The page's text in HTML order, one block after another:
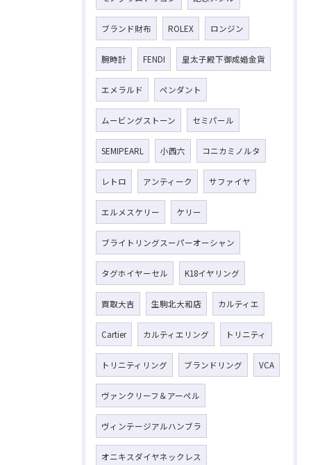
ブランド財布 ROLEX ロンジン
腕時計 FENDI 皇太子殿下御成婚金貨
エメラルド ペンダント
ムービングストーン セミパール
SEMIPEARL 小西六 コニカミノルタ
レトロ アンティーク サファイヤ
エルメスケリー ケリー
ブライトリングスーパーオーシャン
タグホイヤーセル K18イヤリング
買取大吉 生駒北大和店 カルティエ
Cartier カルティエリング トリニティ
トリニティリング ブランドリング VCA
ヴァンクリーフ＆アーペル
ヴィンテージアルハンブラ
オニキスダイヤネックレス